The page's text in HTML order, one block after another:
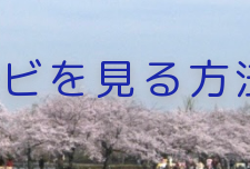
を見る方